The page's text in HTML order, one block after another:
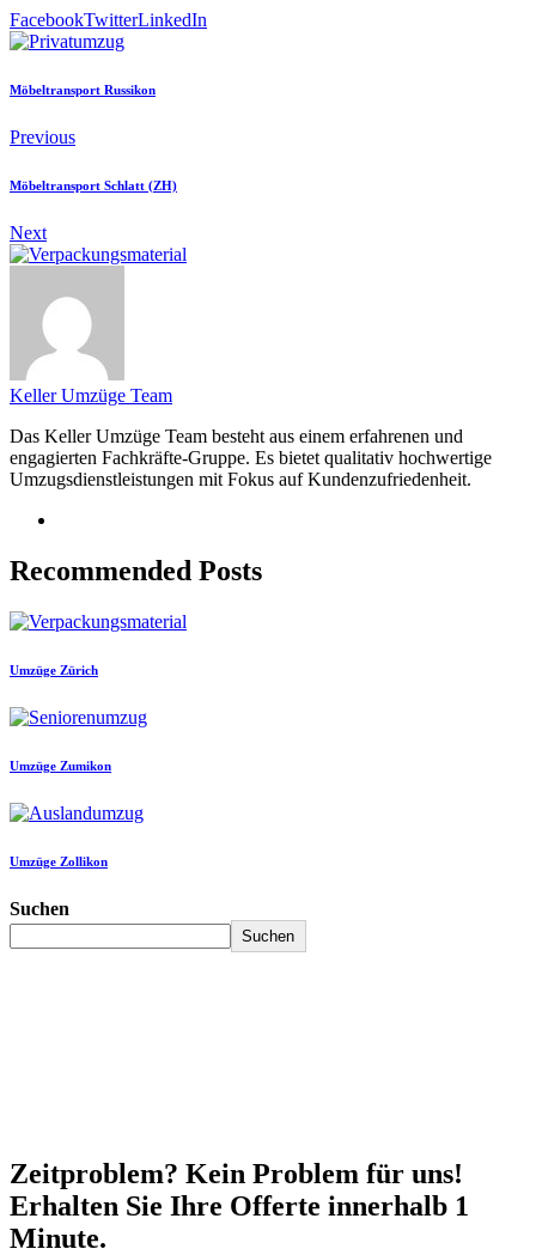
FacebookTwitterLinkedIn
Möbeltransport Russikon
Previous
Möbeltransport Schlatt (ZH)
Next
Keller Umzüge Team
Das Keller Umzüge Team besteht aus einem erfahrenen und
engagierten Fachkräfte-Gruppe. Es bietet qualitativ hochwertige
Umzugsdienstleistungen mit Fokus auf Kundenzufriedenheit.
Recommended Posts
Umzüge Zürich
Umzüge Zumikon
Umzüge Zollikon
Suchen
Suchen
Zeitproblem? Kein Problem für uns!
Erhalten Sie Ihre Offerte innerhalb 1
Minute.